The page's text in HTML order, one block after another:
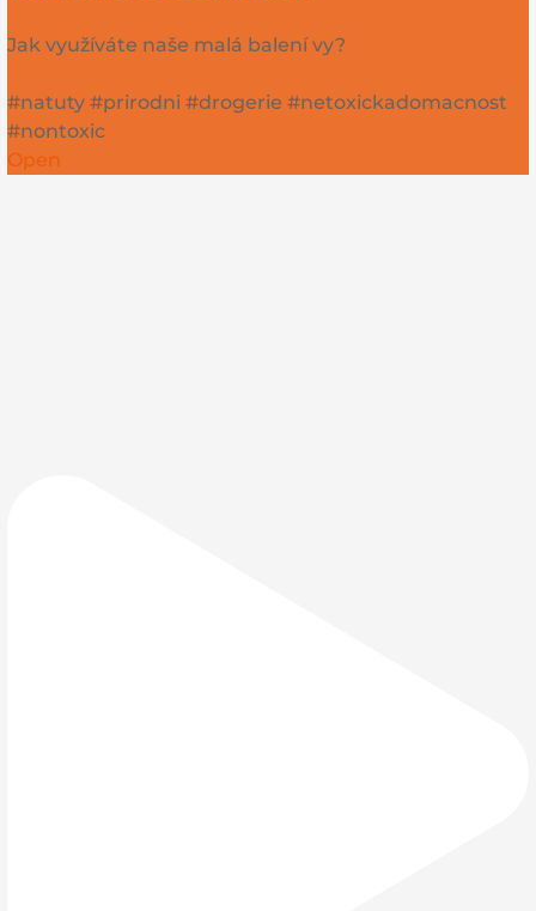
Jak využíváte naše malá balení vy?
#natuty #prirodni #drogerie #netoxickadomacnost
#nontoxic
Open